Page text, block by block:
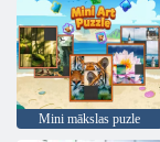
Mini mākslas puzle